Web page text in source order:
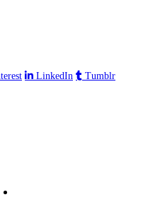
LinkedIn Tumblr